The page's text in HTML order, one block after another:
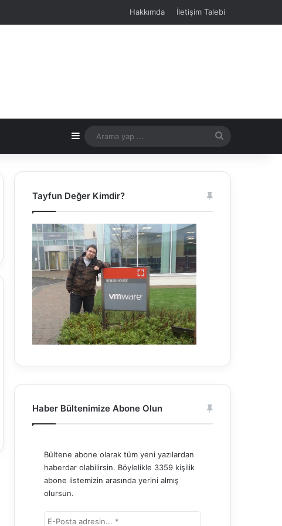
Hakkımda İletişim Talebi
Kenar Bölmesi
yap
Tayfun Değer Kimdir?
Haber Bültenimize Abone Olun
Bültene abone olarak tüm yeni yazılardan
haberdar olabilirsin. Böylelikle 3359 kişilik
abone listemizin arasında yerini almış
olursun.